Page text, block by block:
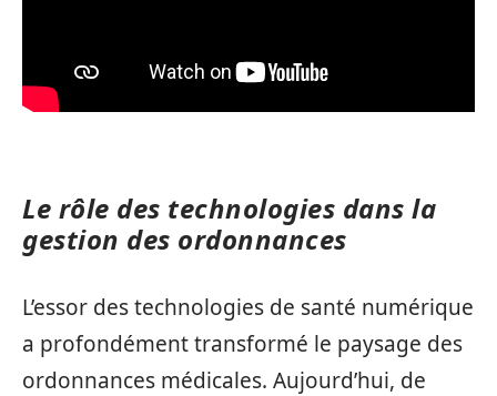
Le rôle des technologies dans la
gestion des ordonnances
L’essor des technologies de santé numérique
a profondément transformé le paysage des
ordonnances médicales. Aujourd’hui, de